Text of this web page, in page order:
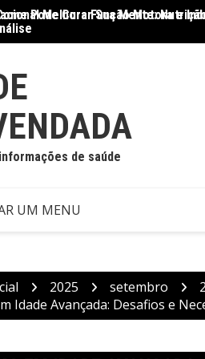
Pode Curar Sua Mente:
Melhora Função Motora e
de saúde
UM MENU
2025 setembro
Idade Avançada: Desafios e